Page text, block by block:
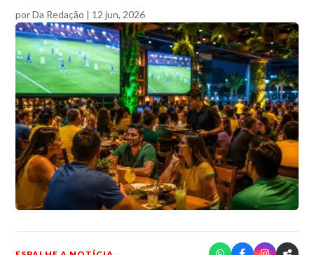
porDa Redação | 12 jun, 2026